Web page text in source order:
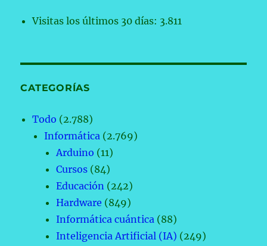
Visitas los últimos 30 días: 3.811
CATEGORÍAS
Todo (2.788)
Informática (2.769)
Arduino (11)
Cursos (84)
Educación (242)
Hardware (849)
Informática cuántica (88)
Inteligencia Artificial (IA) (249)